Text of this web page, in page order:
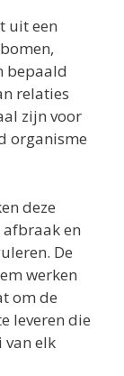
uit een
bepaald
relaties
zijn voor
organisme
deze
en
De
werken
om de
leveren die
van elk